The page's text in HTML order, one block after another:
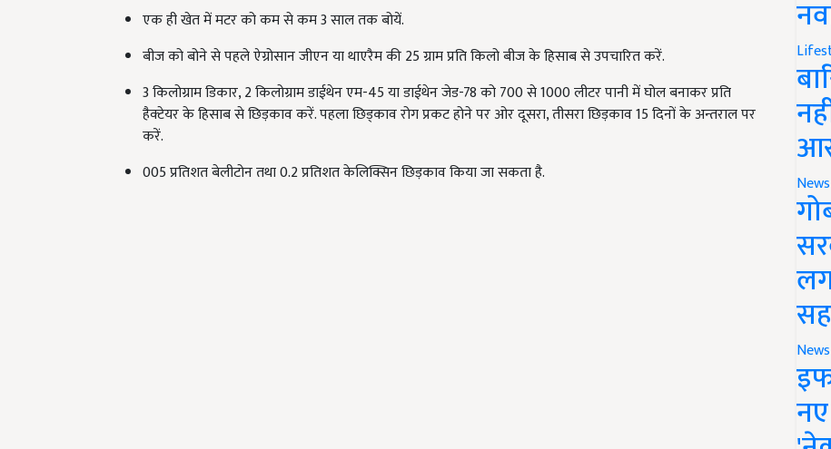
एक ही खेत में मटर को कम से कम 3 साल तक बोयें.
बीज को बोने से पहले ऐग्रोसान जीएन या थाएरैम की 25 ग्राम प्रति किलो बीज के हिसाब से उपचारित करें.
3 किलोग्राम डिकार, 2 किलोग्राम डाईथेन एम-45 या डाईथेन जेड-78 को 700 से 1000 लीटर पानी में घोल बनाकर प्रति
हैक्टेयर के हिसाब से छिड़काव करें. पहला छिड्काव रोग प्रकट होने पर ओर दूसरा, तीसरा छिड़काव 15 दिनों के अन्तराल पर
करें.
005 प्रतिशत बेलीटोन तथा 0.2 प्रतिशत केलिक्सिन छिड़काव किया जा सकता है.
News
News